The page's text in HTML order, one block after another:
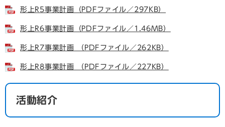
形上R5事業計画（PDFファイル／297KB）
形上R6事業計画（PDFファイル／1.46MB）
形上R7事業計画 （PDFファイル／262KB）
形上R8事業計画 （PDFファイル／227KB）
活動紹介